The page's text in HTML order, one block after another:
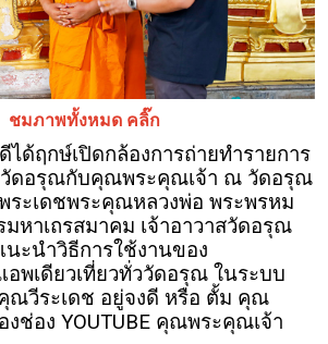
ชมภาพทั้งหมด คลิ๊ก
ด้ฤกษ์เปิดกล้องการถ่ายทำรายการ
วัดอรุณกับคุณพระคุณเจ้า ณ วัดอรุณ
ระเดชพระคุณหลวงพ่อ พระพรหม
มหาเถรสมาคม เจ้าอาวาสวัดอรุณ
นะนำวิธีการใช้งานของ
พเดียวเที่ยวทั่ววัดอรุณ ในระบบ
ณวีระเดช อยู่จงดี หรือ ตั้ม คุณ
งช่อง YOUTUBE คุณพระคุณเจ้า